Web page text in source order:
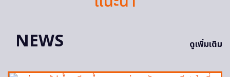
NEWS
ดูเพิ่มเติม